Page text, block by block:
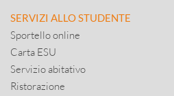
SERVIZI ALLO STUDENTE
Sportello online
Carta ESU
Servizio abitativo
Ristorazione